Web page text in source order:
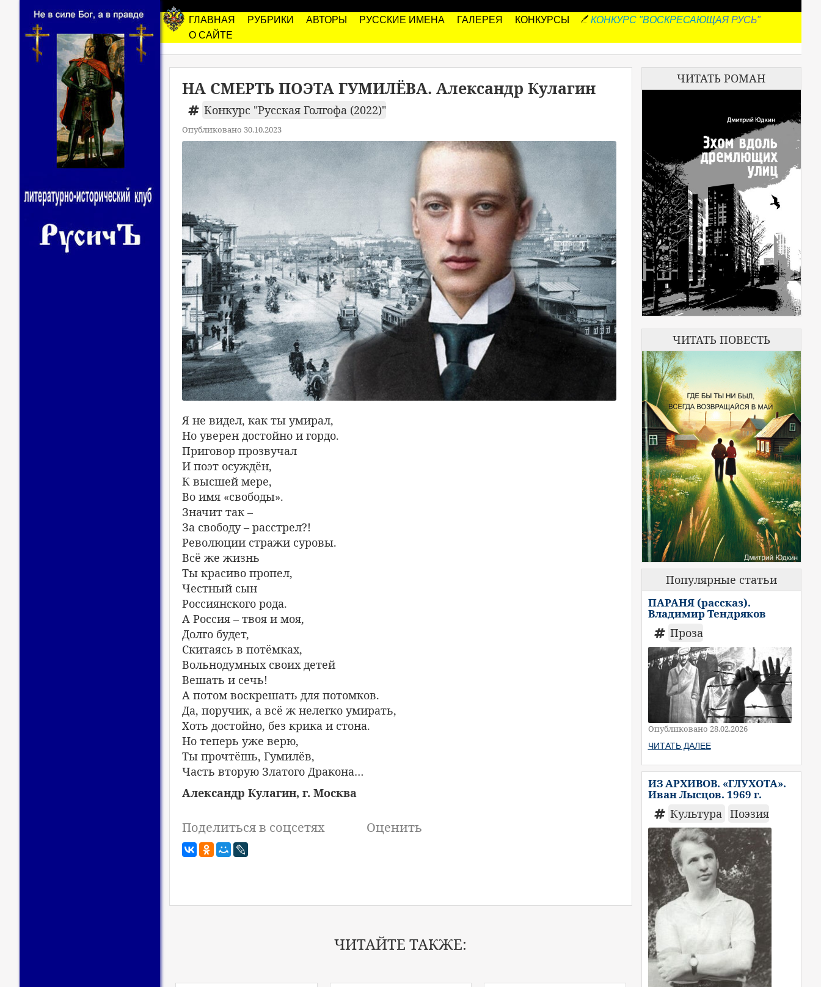
ГЛАВНАЯ РУБРИКИ АВТОРЫ РУССКИЕ ИМЕНА ГАЛЕРЕЯ КОНКУРСЫ
КОНКУРС "ВОСКРЕСАЮЩАЯ РУСЬ"
О САЙТЕ
НА СМЕРТЬ ПОЭТА ГУМИЛЁВА. Александр Кулагин
Конкурс "Русская Голгофа (2022)"
Опубликовано 30.10.2023
Я не видел, как ты умирал,
Но уверен достойно и гордо.
Приговор прозвучал
И поэт осуждён,
К высшей мере,
Во имя «свободы».
Значит так –
За свободу – расстрел?!
Революции стражи суровы.
Всё же жизнь
Ты красиво пропел,
Честный сын
Россиянского рода.
А Россия – твоя и моя,
Долго будет,
Скитаясь в потёмках,
Вольнодумных своих детей
Вешать и сечь!
А потом воскрешать для потомков.
Да, поручик, а всё ж нелегко умирать,
Хоть достойно, без крика и стона.
Но теперь уже верю,
Ты прочтёшь, Гумилёв,
Часть вторую Златого Дракона…
Александр Кулагин, г. Москва
Поделиться в соцсетях Оценить
ЧИТАЙТЕ ТАКЖЕ:
ЧИТАТЬ РОМАН
ЧИТАТЬ ПОВЕСТЬ
Популярные статьи
ПАРАНЯ (рассказ).
Владимир Тендряков
Проза
Опубликовано 28.02.2026
ЧИТАТЬ ДАЛЕЕ
ИЗ АРХИВОВ. «ГЛУХОТА».
Иван Лысцов. 1969 г.
Культура Поэзия